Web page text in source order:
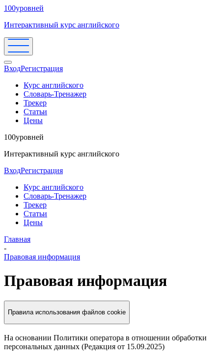
100уровней
Интерактивный курс английского
ВходРегистрация
Курс английского
Словарь-Тренажер
Трекер
Статьи
Цены
100уровней
Интерактивный курс английского
ВходРегистрация
Курс английского
Словарь-Тренажер
Трекер
Статьи
Цены
Главная
-
Правовая информация
Правовая информация
Правила использования файлов cookie
На основании Политики оператора в отношении обработки
персональных данных (Редакция от 15.09.2025)